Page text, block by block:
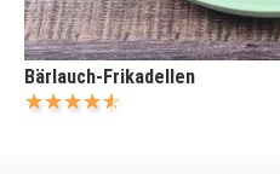
Bärlauch-Frikadellen